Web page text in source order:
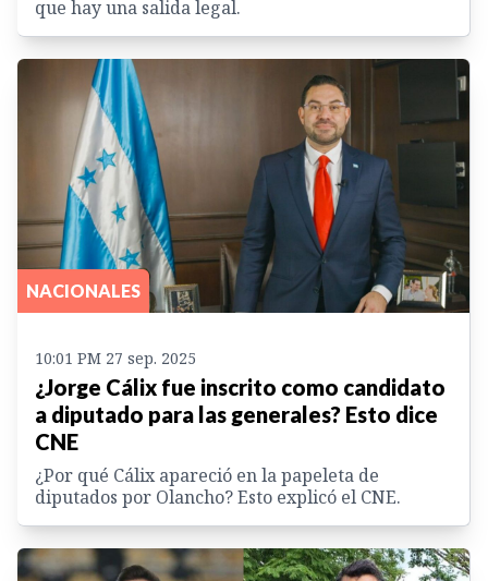
que hay una salida legal.
NACIONALES
10:01 PM 27 sep. 2025
¿Jorge Cálix fue inscrito como candidato
a diputado para las generales? Esto dice
CNE
¿Por qué Cálix apareció en la papeleta de
diputados por Olancho? Esto explicó el CNE.